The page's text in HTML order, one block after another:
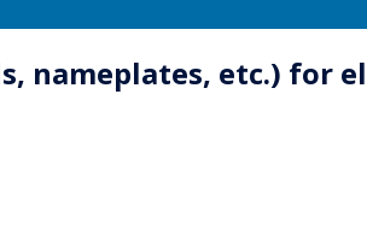
nameplates, etc.) for